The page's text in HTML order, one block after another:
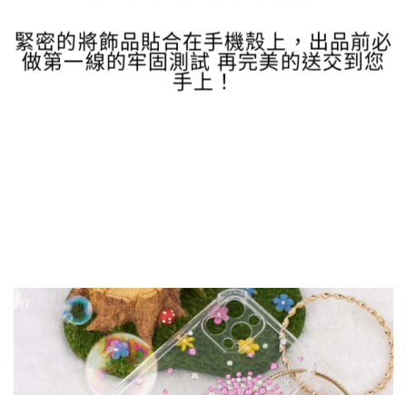
緊密的將飾品貼合在手機殼上，出品前必
做第一線的牢固測試 再完美的送交到您
手上！